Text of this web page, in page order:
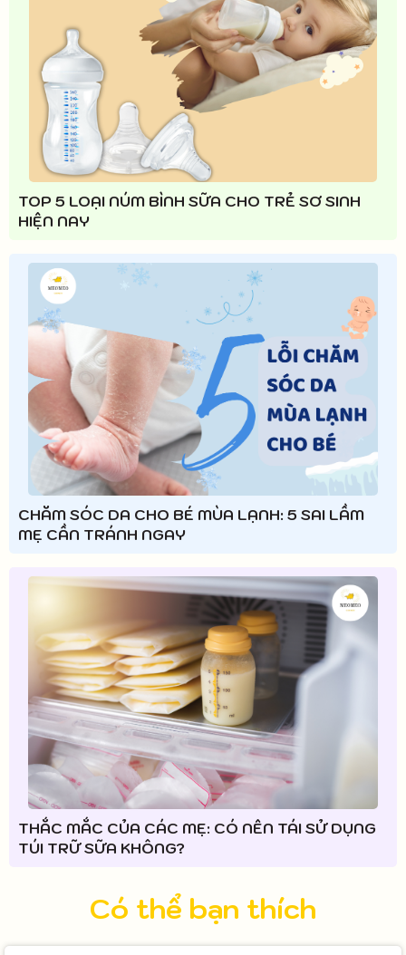
TOP 5 LOẠI NÚM BÌNH SỮA CHO TRẺ SƠ SINH
HIỆN NAY
CHĂM SÓC DA CHO BÉ MÙA LẠNH: 5 SAI LẦM
MẸ CẦN TRÁNH NGAY
THẮC MẮC CỦA CÁC MẸ: CÓ NÊN TÁI SỬ DỤNG
TÚI TRỮ SỮA KHÔNG?
Có thể bạn thích